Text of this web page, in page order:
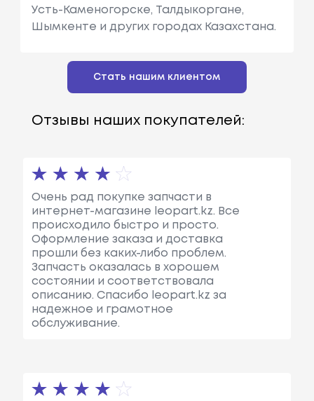
Усть-Каменогорске, Талдыкоргане,
Шымкенте и других городах Казахстана.
Стать нашим клиентом
Отзывы наших покупателей:
Очень рад покупке запчасти в
интернет-магазине leopart.kz. Все
происходило быстро и просто.
Оформление заказа и доставка
прошли без каких-либо проблем.
Запчасть оказалась в хорошем
состоянии и соответствовала
описанию. Спасибо leopart.kz за
надежное и грамотное
обслуживание.